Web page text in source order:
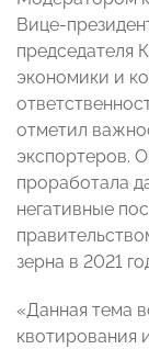
Вице-
председателя
экономики и
отметил
экспортеров.
проработала
негативные
зерна в 2021
«Данная тема
квотирования